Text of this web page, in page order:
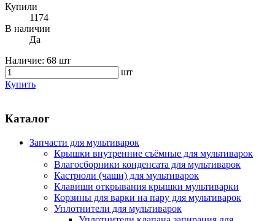
Купили
1174
В наличии
Да
Наличие: 68 шт
шт
Купить
Каталог
Запчасти для мультиварок
Крышки внутренние съёмные для мультиварок
Влагосборники конденсата для мультиварок
Кастрюли (чаши) для мультиварок
Клавиши открывания крышки мультиварки
Корзины для варки на пару для мультиварок
Уплотнители для мультиварок